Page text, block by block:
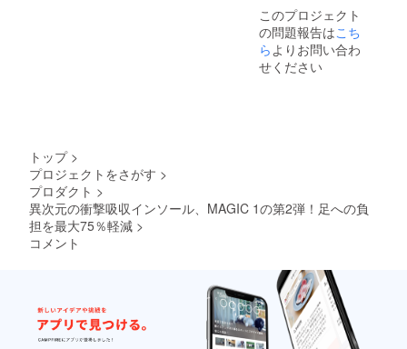
めご了
承願い
ます
このプロジェクト
の問題報告はこち
らよりお問い合わ
せください
トップ >
プロジェクトをさがす >
プロダクト >
異次元の衝撃吸収インソール、MAGIC 1の第2弾！足への負
担を最大75％軽減 >
コメント